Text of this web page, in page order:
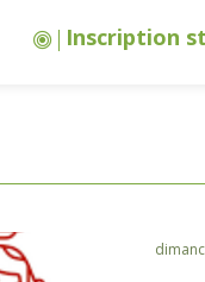
Inscription